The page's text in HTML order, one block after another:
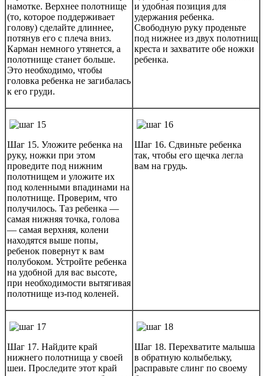
намотке. Верхнее полотнище
(то, которое поддерживает
голову) сделайте длиннее,
потянув его с плеча вниз.
Карман немного утянется, а
полотнище станет больше.
Это необходимо, чтобы
головка ребенка не загибалась
к его груди.
и удобная позиция для
удержания ребенка.
Свободную руку проденьте
под нижнее из двух полотнищ
креста и захватите обе ножки
ребенка.
Шаг 15. Уложите ребенка на
руку, ножки при этом
проведите под нижним
полотнищем и уложите их
под коленными впадинами на
полотнище. Проверим, что
получилось. Таз ребенка —
самая нижняя точка, голова
— самая верхняя, колени
находятся выше попы,
ребенок повернут к вам
полубоком. Устройте ребенка
на удобной для вас высоте,
при необходимости вытягивая
полотнище из-под коленей.
Шаг 16. Сдвиньте ребенка
так, чтобы его щечка легла
вам на грудь.
Шаг 17. Найдите край
нижнего полотнища у своей
шеи. Проследите этот край
Шаг 18. Перехватите малыша
в обратную колыбельку,
расправьте слинг по своему